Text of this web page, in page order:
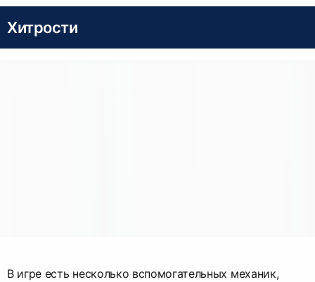
Хитрости
В игре есть несколько вспомогательных механик,